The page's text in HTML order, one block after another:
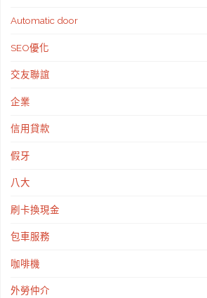
Automatic door
SEO優化
交友聯誼
企業
信用貸款
假牙
八大
刷卡換現金
包車服務
咖啡機
外勞仲介